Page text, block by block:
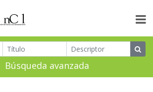
Búsqueda avanzada